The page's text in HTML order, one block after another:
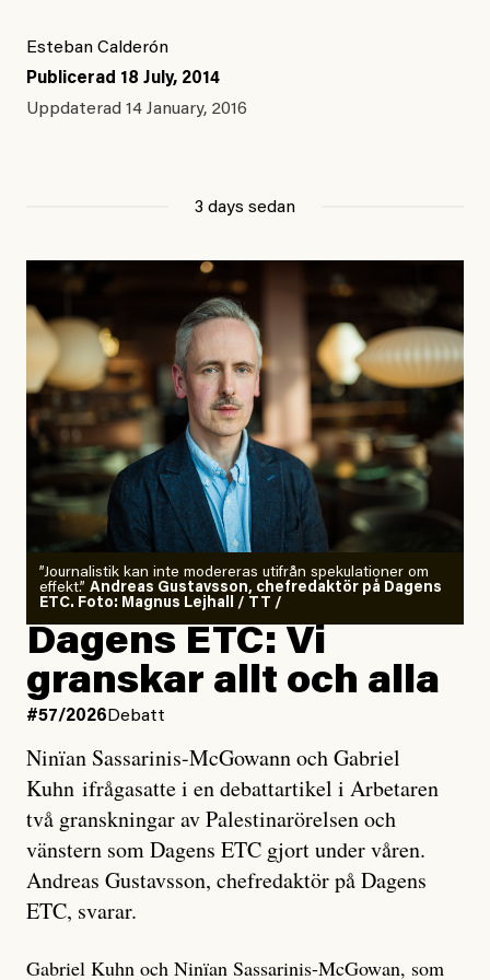
Esteban Calderón
Publicerad 18 July, 2014
Uppdaterad 14 January, 2016
3 days sedan
”Journalistik kan inte modereras utifrån spekulationer om
effekt.” Andreas Gustavsson, chefredaktör på Dagens
ETC. Foto: Magnus Lejhall / TT /
Dagens ETC: Vi
granskar allt och alla
#57/2026 Debatt
Ninïan Sassarinis-McGowann och Gabriel
Kuhn ifrågasatte i en debattartikel i Arbetaren
två granskningar av Palestinarörelsen och
vänstern som Dagens ETC gjort under våren.
Andreas Gustavsson, chefredaktör på Dagens
ETC, svarar.
Gabriel Kuhn och Ninïan Sassarinis-McGowan, som